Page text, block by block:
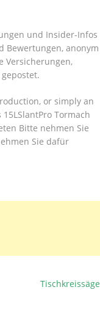
und Insider-Infos
Bewertungen, anonym
Versicherungen,
or simply an
Tormach
Bitte nehmen Sie
Sie dafür
Tischkreissäge